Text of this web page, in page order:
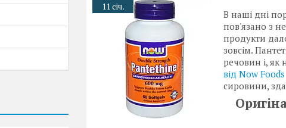
11 січ.
В наші дні
пов'язано з
продукти
зовсім.
речовин і, як
від Now Foods
сировини,